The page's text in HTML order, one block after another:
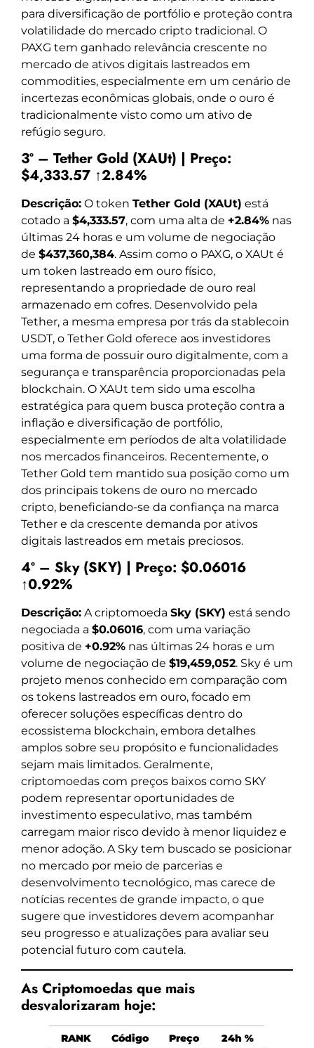
para diversificação de portfólio e proteção contra
volatilidade do mercado cripto tradicional. O
PAXG tem ganhado relevância crescente no
mercado de ativos digitais lastreados em
commodities, especialmente em um cenário de
incertezas econômicas globais, onde o ouro é
tradicionalmente visto como um ativo de
refúgio seguro.
3º – Tether Gold (XAUt) | Preço:
$4,333.57 ↑2.84%
Descrição: O token Tether Gold (XAUt) está
cotado a $4,333.57, com uma alta de +2.84% nas
últimas 24 horas e um volume de negociação
de $437,360,384. Assim como o PAXG, o XAUt é
um token lastreado em ouro físico,
representando a propriedade de ouro real
armazenado em cofres. Desenvolvido pela
Tether, a mesma empresa por trás da stablecoin
USDT, o Tether Gold oferece aos investidores
uma forma de possuir ouro digitalmente, com a
segurança e transparência proporcionadas pela
blockchain. O XAUt tem sido uma escolha
estratégica para quem busca proteção contra a
inflação e diversificação de portfólio,
especialmente em períodos de alta volatilidade
nos mercados financeiros. Recentemente, o
Tether Gold tem mantido sua posição como um
dos principais tokens de ouro no mercado
cripto, beneficiando-se da confiança na marca
Tether e da crescente demanda por ativos
digitais lastreados em metais preciosos.
4º – Sky (SKY) | Preço: $0.06016
↑0.92%
Descrição: A criptomoeda Sky (SKY) está sendo
negociada a $0.06016, com uma variação
positiva de +0.92% nas últimas 24 horas e um
volume de negociação de $19,459,052. Sky é um
projeto menos conhecido em comparação com
os tokens lastreados em ouro, focado em
oferecer soluções específicas dentro do
ecossistema blockchain, embora detalhes
amplos sobre seu propósito e funcionalidades
sejam mais limitados. Geralmente,
criptomoedas com preços baixos como SKY
podem representar oportunidades de
investimento especulativo, mas também
carregam maior risco devido à menor liquidez e
menor adoção. A Sky tem buscado se posicionar
no mercado por meio de parcerias e
desenvolvimento tecnológico, mas carece de
notícias recentes de grande impacto, o que
sugere que investidores devem acompanhar
seu progresso e atualizações para avaliar seu
potencial futuro com cautela.
As Criptomoedas que mais
desvalorizaram hoje:
RANK Código Preço 24h %